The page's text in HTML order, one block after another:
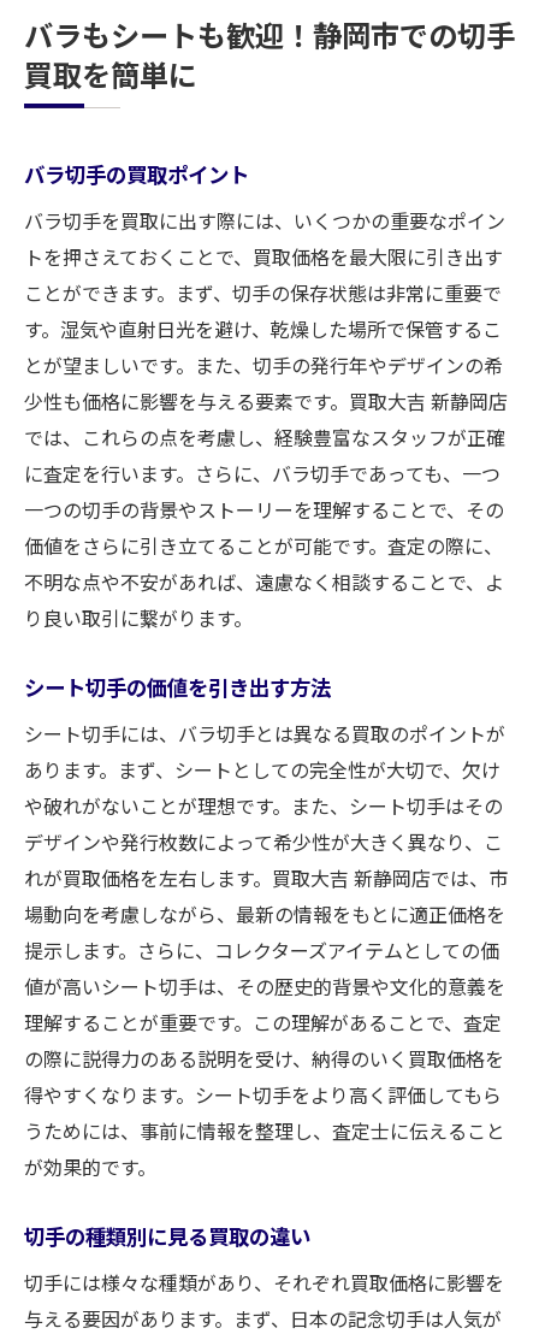
バラもシートも歓迎！静岡市での切手
買取を簡単に
バラ切手の買取ポイント
バラ切手を買取に出す際には、いくつかの重要なポイン
トを押さえておくことで、買取価格を最大限に引き出す
ことができます。まず、切手の保存状態は非常に重要で
す。湿気や直射日光を避け、乾燥した場所で保管するこ
とが望ましいです。また、切手の発行年やデザインの希
少性も価格に影響を与える要素です。買取大吉 新静岡店
では、これらの点を考慮し、経験豊富なスタッフが正確
に査定を行います。さらに、バラ切手であっても、一つ
一つの切手の背景やストーリーを理解することで、その
価値をさらに引き立てることが可能です。査定の際に、
不明な点や不安があれば、遠慮なく相談することで、よ
り良い取引に繋がります。
シート切手の価値を引き出す方法
シート切手には、バラ切手とは異なる買取のポイントが
あります。まず、シートとしての完全性が大切で、欠け
や破れがないことが理想です。また、シート切手はその
デザインや発行枚数によって希少性が大きく異なり、こ
れが買取価格を左右します。買取大吉 新静岡店では、市
場動向を考慮しながら、最新の情報をもとに適正価格を
提示します。さらに、コレクターズアイテムとしての価
値が高いシート切手は、その歴史的背景や文化的意義を
理解することが重要です。この理解があることで、査定
の際に説得力のある説明を受け、納得のいく買取価格を
得やすくなります。シート切手をより高く評価してもら
うためには、事前に情報を整理し、査定士に伝えること
が効果的です。
切手の種類別に見る買取の違い
切手には様々な種類があり、それぞれ買取価格に影響を
与える要因があります。まず、日本の記念切手は人気が